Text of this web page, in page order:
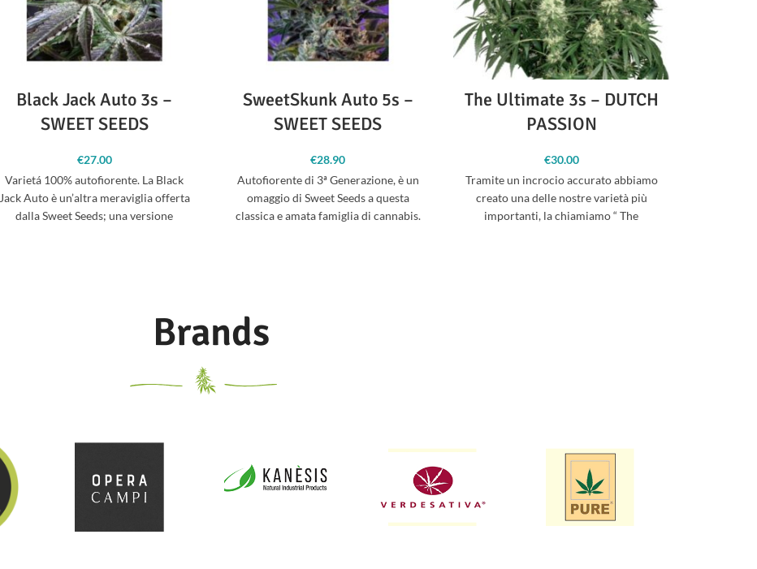
Black Jack Auto 3s –
SWEET SEEDS
€27.00
Varietá 100% autofiorente. La Black
Jack Auto è un’altra meraviglia offerta
dalla Sweet Seeds; una versione
SweetSkunk Auto 5s –
SWEET SEEDS
€28.90
Autofiorente di 3ª Generazione, è un
omaggio di Sweet Seeds a questa
classica e amata famiglia di cannabis.
The Ultimate 3s – DUTCH
PASSION
€30.00
Tramite un incrocio accurato abbiamo
creato una delle nostre varietà più
importanti, la chiamiamo “ The
Brands